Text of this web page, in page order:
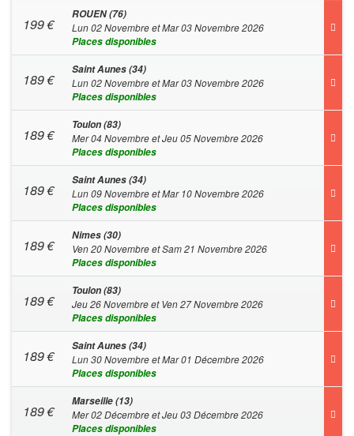
199€
ROUEN (76)
Lun 02 Novembre et Mar 03 Novembre 2026
Places disponibles
189€
Saint Aunes (34)
Lun 02 Novembre et Mar 03 Novembre 2026
Places disponibles
189€
Toulon (83)
Mer 04 Novembre et Jeu 05 Novembre 2026
Places disponibles
189€
Saint Aunes (34)
Lun 09 Novembre et Mar 10 Novembre 2026
Places disponibles
189€
Nimes (30)
Ven 20 Novembre et Sam 21 Novembre 2026
Places disponibles
189€
Toulon (83)
Jeu 26 Novembre et Ven 27 Novembre 2026
Places disponibles
189€
Saint Aunes (34)
Lun 30 Novembre et Mar 01 Décembre 2026
Places disponibles
189€
Marseille (13)
Mer 02 Décembre et Jeu 03 Décembre 2026
Places disponibles